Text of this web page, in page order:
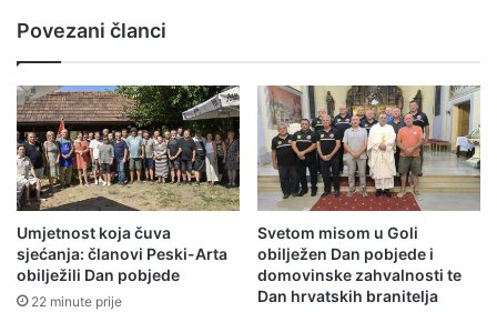
Povezani članci
Umjetnost koja čuva
sjećanja: članovi Peski-Arta
obilježili Dan pobjede
22 minute prije
Svetom misom u Goli
obilježen Dan pobjede i
domovinske zahvalnosti te
Dan hrvatskih branitelja